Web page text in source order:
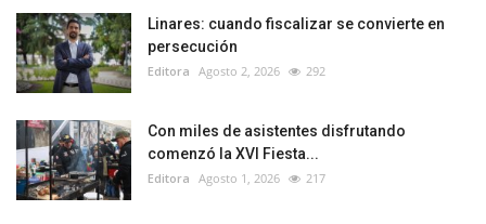
Linares: cuando fiscalizar se convierte en
persecución
Editora Agosto 2, 2026 292
Con miles de asistentes disfrutando
comenzó la XVI Fiesta...
Editora Agosto 1, 2026 217